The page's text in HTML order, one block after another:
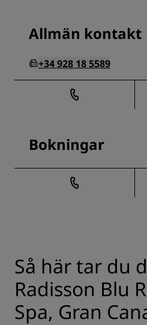
Allmän kontakt
+34 928 18 5589
Bokningar
Så här tar du
Radisson Blu
Spa, Gran